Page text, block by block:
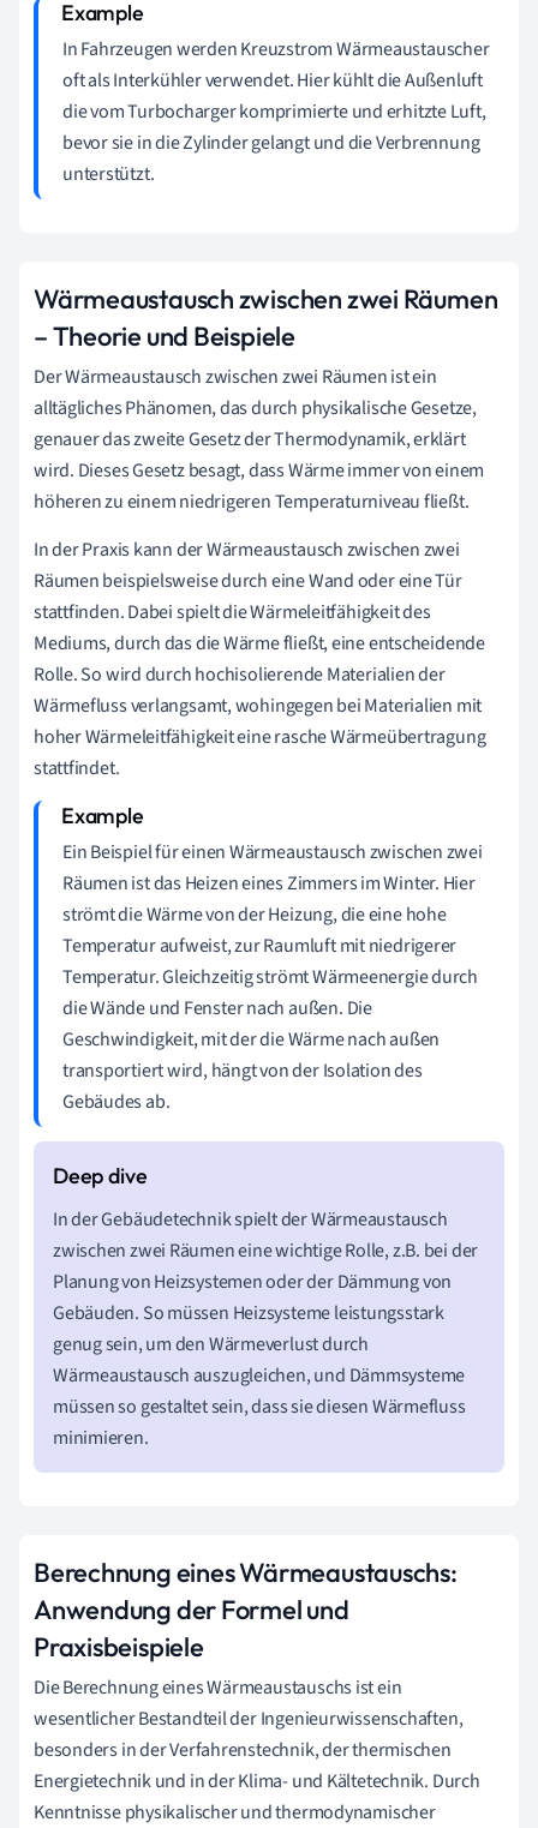
In Fahrzeugen werden Kreuzstrom Wärmeaustauscher
oft als Interkühler verwendet. Hier kühlt die Außenluft
die vom Turbocharger komprimierte und erhitzte Luft,
bevor sie in die Zylinder gelangt und die Verbrennung
unterstützt.
Wärmeaustausch zwischen zwei Räumen
– Theorie und Beispiele
Der Wärmeaustausch zwischen zwei Räumen ist ein
alltägliches Phänomen, das durch physikalische Gesetze,
genauer das zweite Gesetz der Thermodynamik, erklärt
wird. Dieses Gesetz besagt, dass Wärme immer von einem
höheren zu einem niedrigeren Temperaturniveau fließt.
In der Praxis kann der Wärmeaustausch zwischen zwei
Räumen beispielsweise durch eine Wand oder eine Tür
stattfinden. Dabei spielt die Wärmeleitfähigkeit des
Mediums, durch das die Wärme fließt, eine entscheidende
Rolle. So wird durch hochisolierende Materialien der
Wärmefluss verlangsamt, wohingegen bei Materialien mit
hoher Wärmeleitfähigkeit eine rasche Wärmeübertragung
stattfindet.
Ein Beispiel für einen Wärmeaustausch zwischen zwei
Räumen ist das Heizen eines Zimmers im Winter. Hier
strömt die Wärme von der Heizung, die eine hohe
Temperatur aufweist, zur Raumluft mit niedrigerer
Temperatur. Gleichzeitig strömt Wärmeenergie durch
die Wände und Fenster nach außen. Die
Geschwindigkeit, mit der die Wärme nach außen
transportiert wird, hängt von der Isolation des
Gebäudes ab.
In der Gebäudetechnik spielt der Wärmeaustausch
zwischen zwei Räumen eine wichtige Rolle, z.B. bei der
Planung von Heizsystemen oder der Dämmung von
Gebäuden. So müssen Heizsysteme leistungsstark
genug sein, um den Wärmeverlust durch
Wärmeaustausch auszugleichen, und Dämmsysteme
müssen so gestaltet sein, dass sie diesen Wärmefluss
minimieren.
Berechnung eines Wärmeaustauschs:
Anwendung der Formel und
Praxisbeispiele
Die Berechnung eines Wärmeaustauschs ist ein
wesentlicher Bestandteil der Ingenieurwissenschaften,
besonders in der Verfahrenstechnik, der thermischen
Energietechnik und in der Klima- und Kältetechnik. Durch
Kenntnisse physikalischer und thermodynamischer